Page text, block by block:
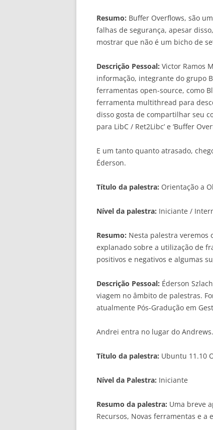
Resumo: Buffer Overflows, são
falhas de segurança, apesar
mostrar que não é um bicho de
Descrição Pessoal: Victor Ramos
informação, integrante do grupo
ferramentas open-source, como
ferramenta multithread para
disso gosta de compartilhar seu
para LibC / Ret2Libc’ e ‘Buffer
E um tanto quanto atrasado,
Éderson.
Título da palestra: Orientação a
Nível da palestra: Iniciante /
Resumo: Nesta palestra veremos
explanado sobre a utilização de
positivos e negativos e algumas
Descrição Pessoal: Éderson
viagem no âmbito de palestras.
atualmente Pós-Gradução em
Andrei entra no lugar do Andrews.
Título da palestra: Ubuntu 11.10
Nível da Palestra: Iniciante
Resumo da palestra: Uma breve
Recursos, Novas ferramentas e